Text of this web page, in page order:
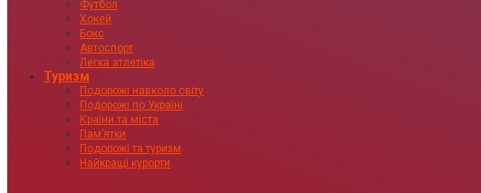
Футбол
Хокей
Бокс
Автоспорт
Легка атлетіка
Туризм
Подорожі навколо світу
Подорожі по Україні
Країни та міста
Пам’ятки
Подорожі та туризм
Найкращі курорти